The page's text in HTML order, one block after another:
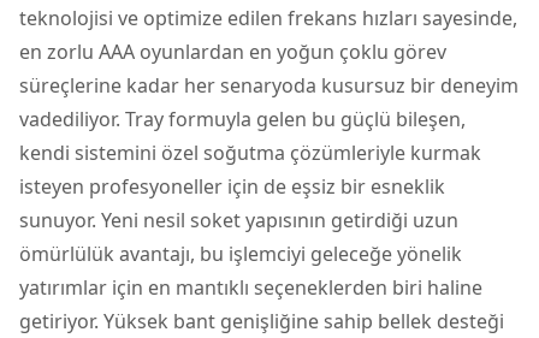
teknolojisi ve optimize edilen frekans hızları sayesinde,
en zorlu AAA oyunlardan en yoğun çoklu görev
süreçlerine kadar her senaryoda kusursuz bir deneyim
vadediliyor. Tray formuyla gelen bu güçlü bileşen,
kendi sistemini özel soğutma çözümleriyle kurmak
isteyen profesyoneller için de eşsiz bir esneklik
sunuyor. Yeni nesil soket yapısının getirdiği uzun
ömürlülük avantajı, bu işlemciyi geleceğe yönelik
yatırımlar için en mantıklı seçeneklerden biri haline
getiriyor. Yüksek bant genişliğine sahip bellek desteği